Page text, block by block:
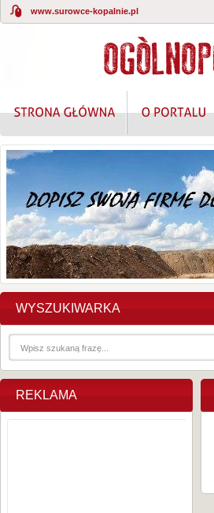
www.surowce-kopalnie.pl
WYSZUKIWARKA
REKLAMA